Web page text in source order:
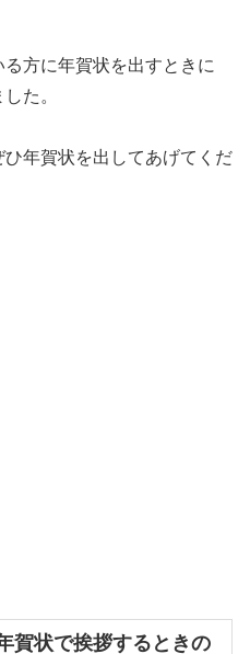
方に年賀状を出すときに
た。
年賀状を出してあげてくだ
賀状で挨拶するときの